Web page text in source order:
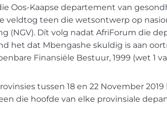
Oos-Kaapse departement van
veldtog teen die wetsontwerp op
(NGV). Dít volg nadat AfriForum die
het dat Mbengashe skuldig is aan
Finansiële Bestuur, 1999 (wet 1
tussen 18 en 22 November
die hoofde van elke provinsiale